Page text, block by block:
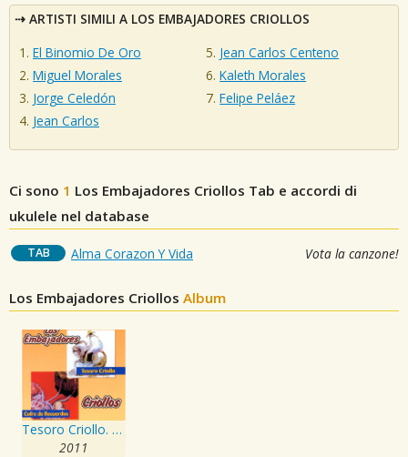
ARTISTI SIMILI A LOS EMBAJADORES CRIOLLOS
El Binomio De Oro
Miguel Morales
Jorge Celedón
Jean Carlos
Jean Carlos Centeno
Kaleth Morales
Felipe Peláez
Ci sono 1 Los Embajadores Criollos Tab e accordi di
ukulele nel database
TAB Alma Corazon Y Vida Vota la canzone!
Los Embajadores Criollos Album
Tesoro Criollo. Cofre de Recuerdos
2011